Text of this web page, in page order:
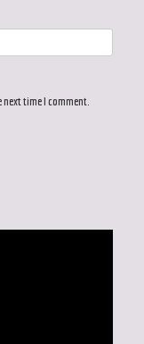
next time I comment.